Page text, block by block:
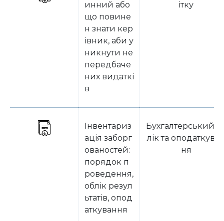
инний або
що повине
н знати кер
івник, аби у
никнути не
передбаче
них видаткі
в
ітку
Інвентариз
ація заборг
ованостей:
порядок п
роведення,
облік резул
ьтатів, опод
аткування
Бухгалтерський
лік та
ня